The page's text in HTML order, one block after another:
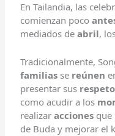
En Tailandia, las
comienzan poco
mediados deabril,
Tradicionalmente,
familias se reúnen
presentar sus
como acudir a los
realizaracciones que
de Buda y mejorar el